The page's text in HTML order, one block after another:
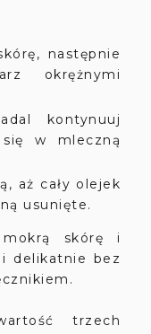
następnie
okrężnymi
kontynuuj
w mleczną
aż cały olejek
usunięte.
skórę i
i delikatnie bez
trzech